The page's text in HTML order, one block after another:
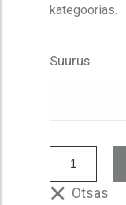
kategoorias.
Suurus
Otsas